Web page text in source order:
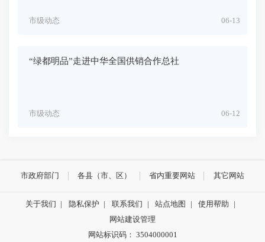
06-13
市级动态
“绿都明品”走进中华全国供销合作总社
06-12
市级动态
市政府部门 各县（市、区） 省内重要网站 其它网站
关于我们 | 隐私保护 | 联系我们 | 站点地图 | 使用帮助
|
网站建设管理
网站标识码： 3504000001